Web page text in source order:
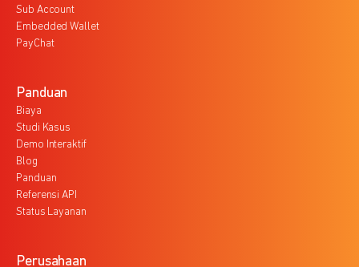
Sub Account
Embedded Wallet
PayChat
Panduan
Biaya
Studi Kasus
Demo Interaktif
Blog
Panduan
Referensi API
Status Layanan
Perusahaan